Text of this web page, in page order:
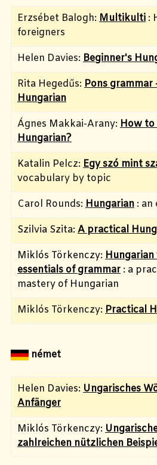
Erzsébet Balogh: Multikulti :
foreigners
Helen Davies: Beginner's
Rita Hegedűs: Pons grammar
Hungarian
Ágnes Makkai-Arany: How to
Hungarian?
Katalin Pelcz: Egy szó mint
vocabulary by topic
Carol Rounds: Hungarian : an
Szilvia Szita: A practical
Miklós Törkenczy:
essentials of grammar : a
mastery of Hungarian
Miklós Törkenczy: Practical
német
Helen Davies: Ungarisches
Anfänger
Miklós Törkenczy:
zahlreichen nützlichen